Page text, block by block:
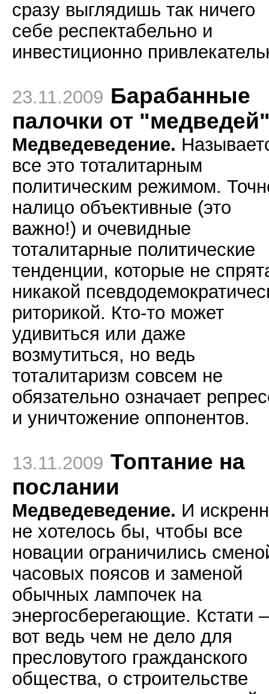
сразу выглядишь так ничего
себе респектабельно и
инвестиционно
23.11.2009 Барабанные
палочки от
Медведеведение.
все это тоталитарным
политическим режимом.
налицо объективные (это
важно!) и очевидные
тоталитарные политические
тенденции, которые не
никакой
риторикой. Кто-то может
удивиться или даже
возмутиться, но ведь
тоталитаризм совсем не
обязательно означает
и уничтожение оппонентов.
13.11.2009 Топтание на
послании
Медведеведение. И
не хотелось бы, чтобы все
новации ограничились
часовых поясов и заменой
обычных лампочек на
энергосберегающие. Кстати –
вот ведь чем не дело для
пресловутого гражданского
общества, о строительстве